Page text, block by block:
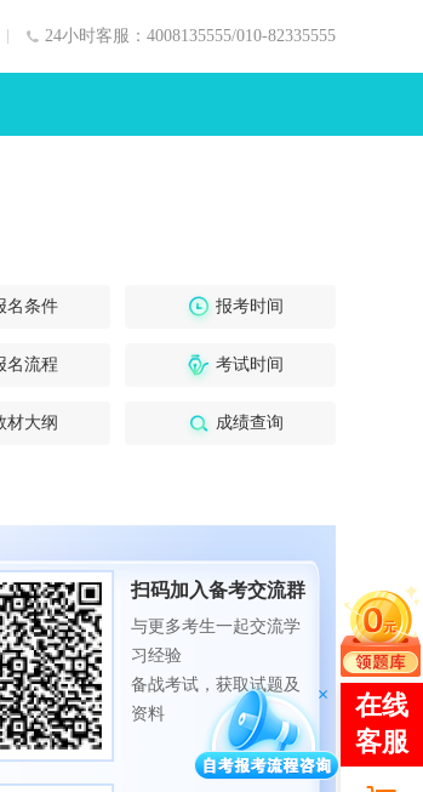
24小时客服：4008135555/010-82335555
名条件 报考时间
名流程 考试时间
材大纲 成绩查询
扫码加入备考交流群
与更多考生一起交流学
习经验
备战考试，获取试题及
资料